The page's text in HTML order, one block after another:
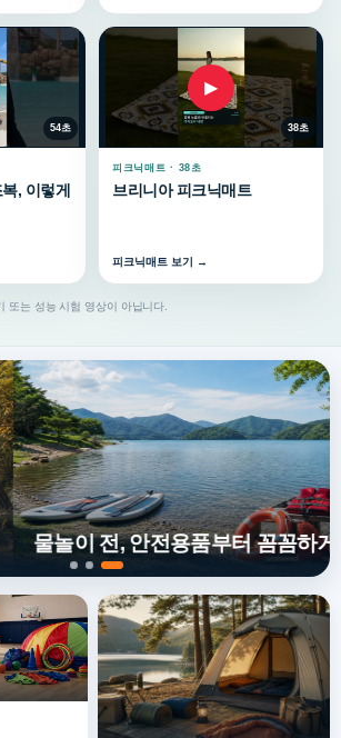
54초
, 이렇게
▶
38초
피크닉매트 · 38초
브리니아 피크닉매트
피크닉매트 보기 →
또는 성능 시험 영상이 아닙니다.